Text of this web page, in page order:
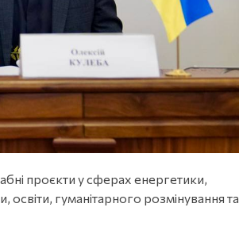
проєкти у сферах енергетики,
гуманітарного розмінування та